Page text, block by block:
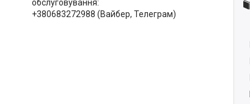
обслуговування
+380683272988 (Вайбер, Телеграм)